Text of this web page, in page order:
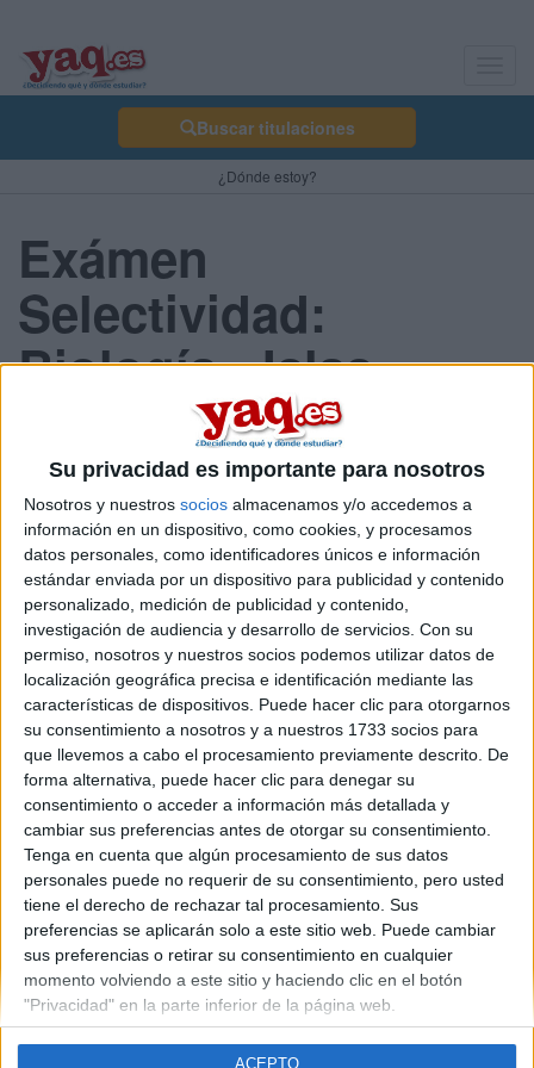
Su privacidad es importante para nosotros
Nosotros y nuestros socios almacenamos y/o accedemos a
información en un dispositivo, como cookies, y procesamos
datos personales, como identificadores únicos e información
estándar enviada por un dispositivo para publicidad y contenido
personalizado, medición de publicidad y contenido,
investigación de audiencia y desarrollo de servicios. Con su
permiso, nosotros y nuestros socios podemos utilizar datos de
localización geográfica precisa e identificación mediante las
características de dispositivos. Puede hacer clic para otorgarnos
su consentimiento a nosotros y a nuestros 1733 socios para
que llevemos a cabo el procesamiento previamente descrito. De
forma alternativa, puede hacer clic para denegar su
consentimiento o acceder a información más detallada y
cambiar sus preferencias antes de otorgar su consentimiento.
Tenga en cuenta que algún procesamiento de sus datos
personales puede no requerir de su consentimiento, pero usted
tiene el derecho de rechazar tal procesamiento. Sus
preferencias se aplicarán solo a este sitio web. Puede cambiar
sus preferencias o retirar su consentimiento en cualquier
momento volviendo a este sitio y haciendo clic en el botón
"Privacidad" en la parte inferior de la página web.
ACEPTO
Buscar titulaciones
¿Dónde estoy?
Exámen
Selectividad:
Biología - Islas
Canarias 2013 Julio
Comunidad:
Canarias
Año del examen:
2013
Mes de examen:
Julio
Asignatura:
Biología
Fichero Examen:
examen-selectividad-biologia-islas-canarias-2013-julio.pdf
Quiénes somos| Contactar| Anúnciate
Aviso legal|Politica de privacidad|Condiciones generales
de cookies
© 2003-2026Compás Mediterráneo S.L.- Diego de León 47 - 28006
Madrid [ESPAÑA] - Tel. +34 91 593 2767